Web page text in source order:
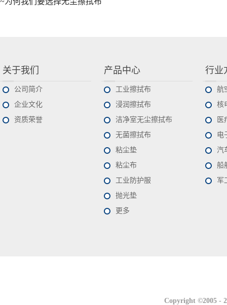
关于我们
公司简介
企业文化
资质荣誉
产品中心
工业擦拭布
浸润擦拭布
洁净室无尘擦拭布
无菌擦拭布
粘尘垫
粘尘布
工业防护服
抛光垫
更多
行业
航
核
医
电
汽
船
军
Copyright ©2005 -